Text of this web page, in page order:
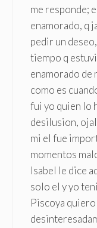
me responde;
enamorado, q
pedir un
tiempo q
enamorado de
como es
fui yo quien lo
desilusion,
mi el fue
momentos
Isabel le dice
solo el y yo
Piscoya